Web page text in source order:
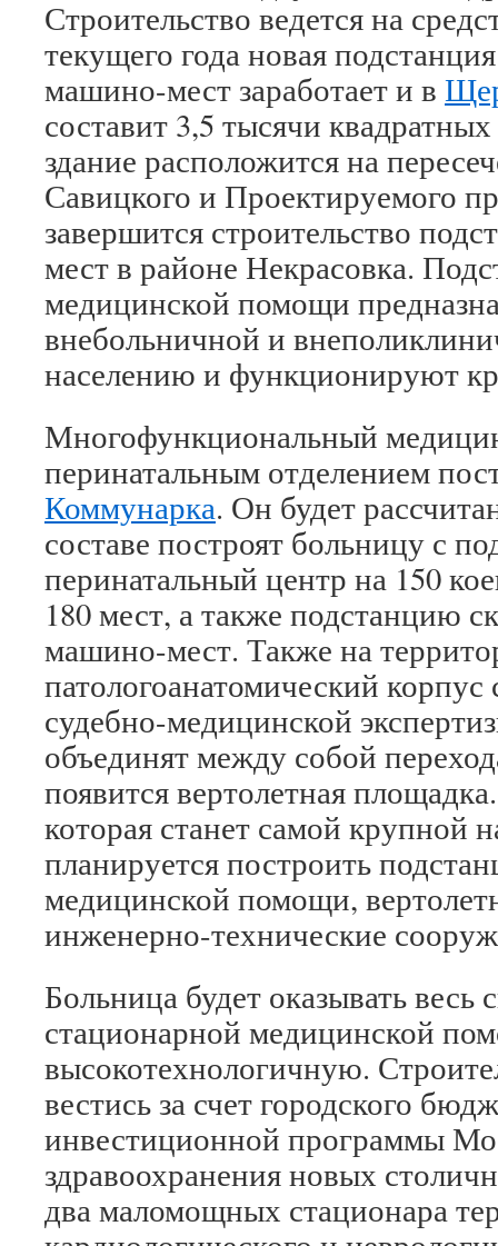
Строительство ведется на
текущего года новая
машино-мест заработает и в
составит 3,5 тысячи
здание расположится на
Савицкого и Проектируемого
завершится строительство
мест в районе Некрасовка.
медицинской помощи
внебольничной и
населению и функционируют
Многофункциональный
перинатальным отделением
Коммунарка. Он будет
составе построят больницу с
перинатальный центр на 150
180 мест, а также подстанцию
машино-мест. Также на
патологоанатомический корпус
судебно-медицинской
объединят между собой
появится вертолетная
которая станет самой
планируется построить
медицинской помощи,
инженерно-технические
Больница будет оказывать весь
стационарной медицинской
высокотехнологичную.
вестись за счет городского
инвестиционной программы
здравоохранения новых
два маломощных стационара